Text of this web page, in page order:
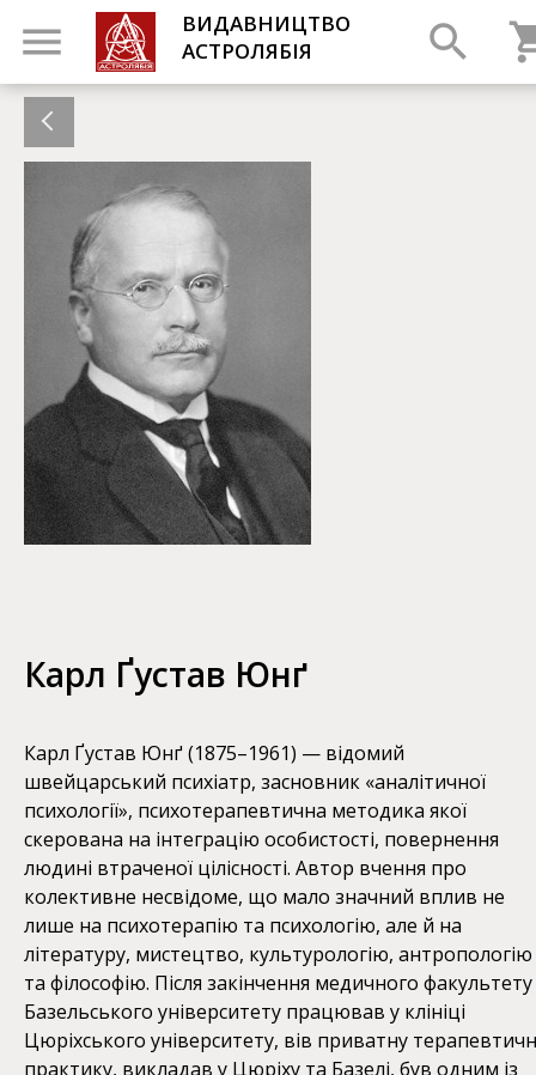
ВИДАВНИЦТВО
АСТРОЛЯБІЯ
Карл Ґустав Юнґ
Карл Ґустав Юнґ (1875–1961) — відомий
швейцарський психіатр, засновник «аналітичної
психології», психотерапевтична методика якої
скерована на інтеграцію особистості, повернення
людині втраченої цілісності. Автор вчення про
колективне несвідоме, що мало значний вплив не
лише на психотерапію та психологію, але й на
літературу, мистецтво, культурологію, антропологію
та філософію. Після закінчення медичного факультету
Базельського університету працював у клініці
Цюріхського університету, вів приватну
практику, викладав у Цюріху та Базелі, був одним із